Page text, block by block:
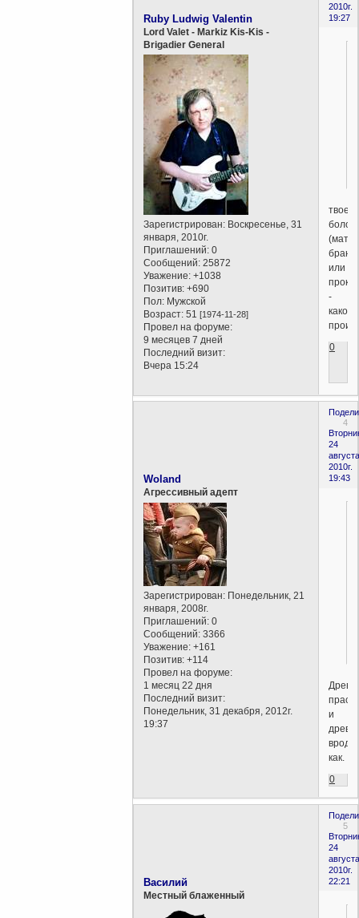
2010г.
19:27
Ruby Ludwig Valentin
Lord Valet - Markiz Kis-Kis -
Brigadier General
Зарегистрирован: Воскресенье, 31
января, 2010г.
Приглашений: 0
Сообщений: 25872
Уважение: +1038
Позитив: +690
Пол: Мужской
Возраст: 51[1974-11-28]
Провел на форуме:
9 месяцев 7 дней
Последний визит:
Вчера 15:24
твое
(мат,
брань
или
-
какого
0
4
24
2010г.
19:43
Woland
Агрессивный адепт
Зарегистрирован: Понедельник, 21
января, 2008г.
Приглашений: 0
Сообщений: 3366
Уважение: +161
Позитив: +114
Провел на форуме:
1 месяц 22 дня
Последний визит:
Понедельник, 31 декабря, 2012г.
19:37
и
вроде
как.
0
5
24
2010г.
22:21
Василий
Местный блаженный